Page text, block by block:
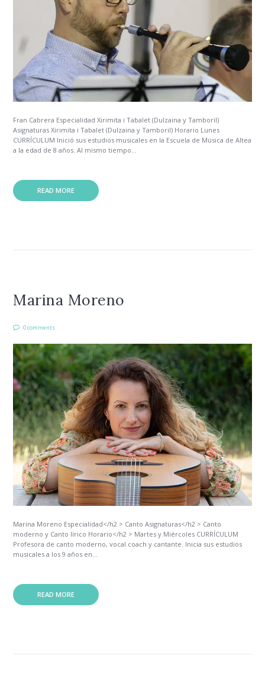
Fran Cabrera Especialidad Xirimita i Tabalet (Dulzaina y Tamboril)
Asignaturas Xirimita i Tabalet (Dulzaina y Tamboril) Horario Lunes
CURRÍCULUM Inició sus estudios musicales en la Escuela de Música de Altea
a la edad de 8 años. Al mismo tiempo...
READ MORE
Marina Moreno
0 comments
Marina Moreno Especialidad</h2 > Canto Asignaturas</h2 > Canto
moderno y Canto lírico Horario</h2 > Martes y Miércoles CURRÍCULUM
Profesora de canto moderno, vocal coach y cantante. Inicia sus estudios
musicales a los 9 años en...
READ MORE